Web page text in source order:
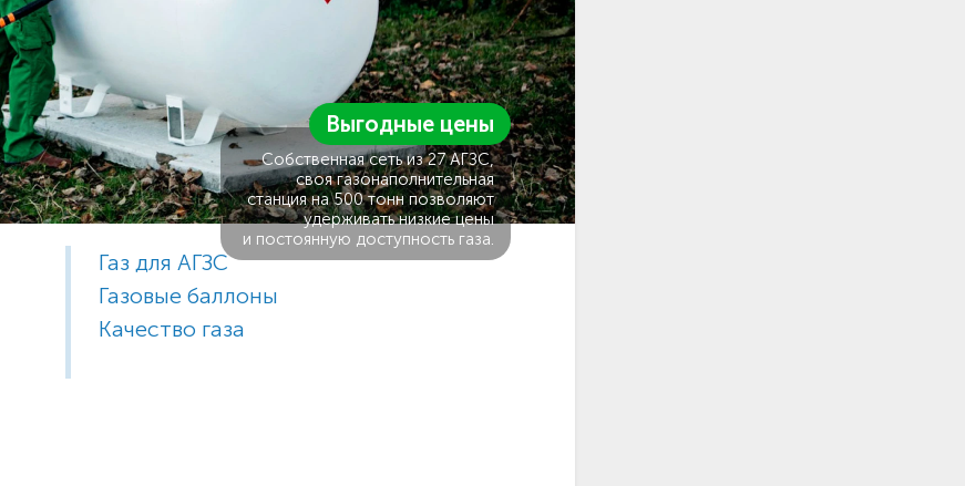
Выгодные цены
Собственная сеть из 27 АГЗС,
своя газонаполнительная
станция на 500 тонн позволяют
удерживать низкие цены
и постоянную доступность газа.
Газ для АГЗС
Газовые баллоны
Качество газа